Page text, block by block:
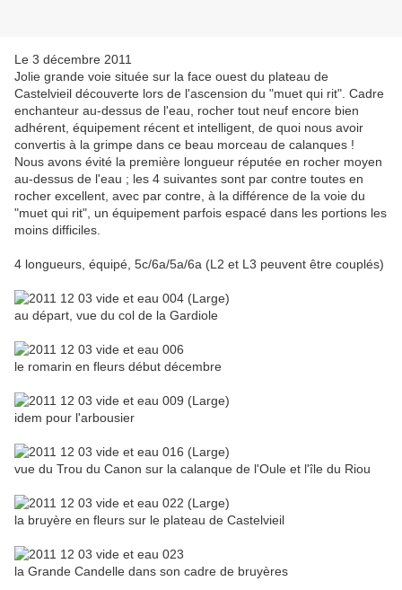
Le 3 décembre 2011
Jolie grande voie située sur la face ouest du plateau de
Castelvieil découverte lors de l'ascension du "muet qui rit". Cadre
enchanteur au-dessus de l'eau, rocher tout neuf encore bien
adhérent, équipement récent et intelligent, de quoi nous avoir
convertis à la grimpe dans ce beau morceau de calanques !
Nous avons évité la première longueur réputée en rocher moyen
au-dessus de l'eau ; les 4 suivantes sont par contre toutes en
rocher excellent, avec par contre, à la différence de la voie du
"muet qui rit", un équipement parfois espacé dans les portions les
moins difficiles.
4 longueurs, équipé, 5c/6a/5a/6a (L2 et L3 peuvent être couplés)
au départ, vue du col de la Gardiole
le romarin en fleurs début décembre
idem pour l'arbousier
vue du Trou du Canon sur la calanque de l'Oule et l'île du Riou
la bruyère en fleurs sur le plateau de Castelvieil
la Grande Candelle dans son cadre de bruyères